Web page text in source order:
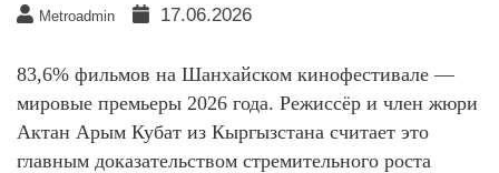
Metroadmin 17.06.2026
83,6% фильмов на Шанхайском кинофестивале —
мировые премьеры 2026 года. Режиссёр и член жюри
Актан Арым Кубат из Кыргызстана считает это
главным доказательством стремительного роста